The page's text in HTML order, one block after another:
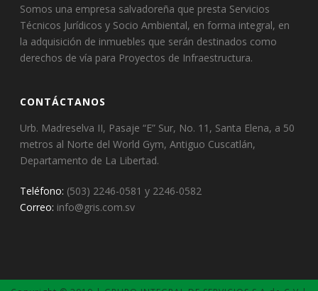
Somos una empresa salvadoreña que presta Servicios
Técnicos Jurídicos y Socio Ambiental, en forma integral, en
la adquisición de inmuebles que serán destinados como
derechos de vía para Proyectos de Infraestructura.
CONTÁCTANOS
Urb. Madreselva II, Pasaje “E” Sur, No. 11, Santa Elena, a 50
metros al Norte del World Gym, Antiguo Cuscatlán,
Departamento de La Libertad.
Teléfono: (503) 2246-0581 y 2246-0582
Correo: info@gris.com.sv